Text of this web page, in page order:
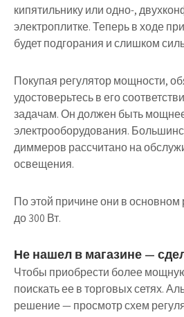
кипятильнику или одно-,
электроплитке. Теперь в ходе
будет подгорания и слишком
Покупая регулятор мощности,
удостоверьтесь в его
задачам. Он должен быть
электрооборудования.
диммеров рассчитано на
освещения.
По этой причине они в
до 300 Вт.
Не нашел в магазине —
Чтобы приобрести более
поискать ее в торговых сетях.
решение — просмотр схем